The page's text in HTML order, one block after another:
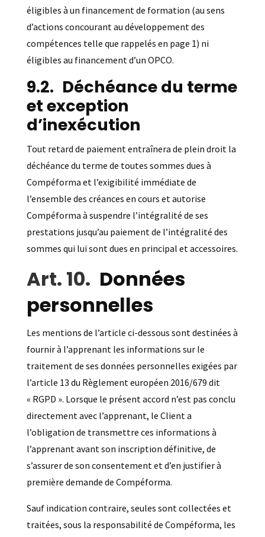
éligibles à un financement de formation (au sens
d’actions concourant au développement des
compétences telle que rappelés en page 1) ni
éligibles au financement d’un OPCO.
Déchéance du terme
et exception
d’inexécution
Tout retard de paiement entraînera de plein droit la
déchéance du terme de toutes sommes dues à
Compéforma et l’exigibilité immédiate de
l’ensemble des créances en cours et autorise
Compéforma à suspendre l’intégralité de ses
prestations jusqu’au paiement de l’intégralité des
sommes qui lui sont dues en principal et accessoires.
Données
personnelles
Les mentions de l’article ci-dessous sont destinées à
fournir à l’apprenant les informations sur le
traitement de ses données personnelles exigées par
l’article 13 du Règlement européen 2016/679 dit
« RGPD ». Lorsque le présent accord n’est pas conclu
directement avec l’apprenant, le Client a
l’obligation de transmettre ces informations à
l’apprenant avant son inscription définitive, de
s’assurer de son consentement et d’en justifier à
première demande de Compéforma.
Sauf indication contraire, seules sont collectées et
traitées, sous la responsabilité de Compéforma, les